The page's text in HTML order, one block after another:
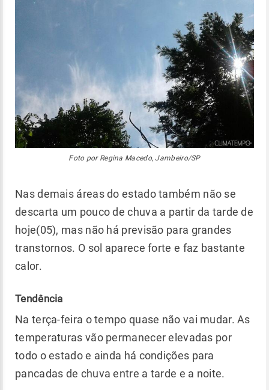
Foto por Regina Macedo, Jambeiro/SP
Nas demais áreas do estado também não se
descarta um pouco de chuva a partir da tarde de
hoje(05), mas não há previsão para grandes
transtornos. O sol aparece forte e faz bastante
calor.
Tendência
Na terça-feira o tempo quase não vai mudar. As
temperaturas vão permanecer elevadas por
todo o estado e ainda há condições para
pancadas de chuva entre a tarde e a noite.